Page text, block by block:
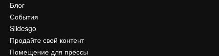
Блог
События
Slidesgo
Продайте свой контент
Помещение для прессы